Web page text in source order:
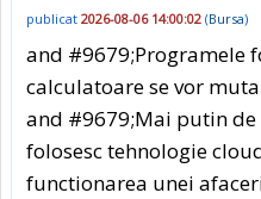
publicat 2026-08-06 14:00:02 (Bursa)
and #9679;Programele
calculatoare se vor
and #9679;Mai putin
folosesc tehnologie
functionarea unei